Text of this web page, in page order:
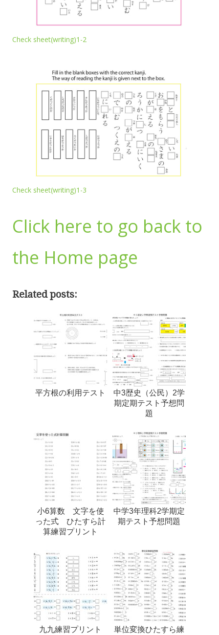
Check sheet(writing)1-2
Check sheet(writing)1-3
Click here to go back to
the Home page
Related posts:
平方根の利用テスト
中3歴史（公民）2学
期定期テスト予想問
題
小6算数 文字を使
った式 ひたすら計
算練習プリント
中学3年理科2学期定
期テスト予想問題
九九練習プリント 単位変換ひたすら練